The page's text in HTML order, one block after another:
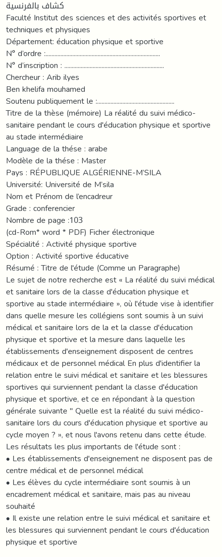
كشاف بالفرنسية
Faculté Institut des sciences et des activités sportives et
techniques et physiques
Département: éducation physique et sportive
N° d’ordre :.............................................................................
N° d’inscription : ...................................................................
Chercheur : Arib ilyes
Ben khelifa mouhamed
Soutenu publiquement le :....................................................
Titre de la thèse (mémoire) La réalité du suivi médico-
sanitaire pendant le cours d'éducation physique et sportive
au stade intermédiaire
Language de la thése : arabe
Modèle de la thése : Master
Pays : RÉPUBLIQUE ALGÉRIENNE-M’SILA
Université: Université de M’sila
Nom et Prénom de l’encadreur
Grade : conferencier
Nombre de page :103
(cd-Rom* word * PDF) Ficher électronique
Spécialité : Activité physique sportive
Option : Activité sportive éducative
Résumé : Titre de l'étude (Comme un Paragraphe)
Le sujet de notre recherche est « La réalité du suivi médical
et sanitaire lors de la classe d'éducation physique et
sportive au stade intermédiaire », où l'étude vise à identifier
dans quelle mesure les collégiens sont soumis à un suivi
médical et sanitaire lors de la et la classe d'éducation
physique et sportive et la mesure dans laquelle les
établissements d'enseignement disposent de centres
médicaux et de personnel médical En plus d'identifier la
relation entre le suivi médical et sanitaire et les blessures
sportives qui surviennent pendant la classe d'éducation
physique et sportive, et ce en répondant à la question
générale suivante " Quelle est la réalité du suivi médico-
sanitaire lors du cours d'éducation physique et sportive au
cycle moyen ? », et nous l'avons retenu dans cette étude.
Les résultats les plus importants de l'étude sont :
• Les établissements d'enseignement ne disposent pas de
centre médical et de personnel médical
• Les élèves du cycle intermédiaire sont soumis à un
encadrement médical et sanitaire, mais pas au niveau
souhaité
• Il existe une relation entre le suivi médical et sanitaire et
les blessures qui surviennent pendant le cours d'éducation
physique et sportive